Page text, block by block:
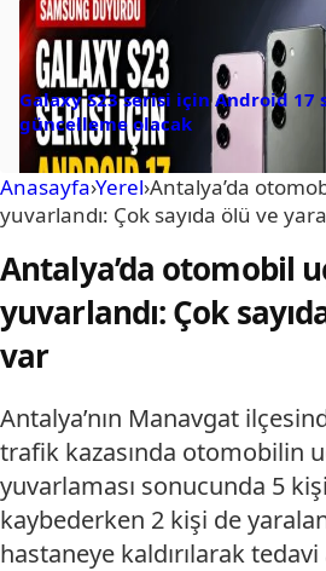
Galaxy S23 serisi için Android 17
güncelleme olacak
Anasayfa›Yerel›Antalya’da
yuvarlandı: Çok sayıda ölü ve
Antalya’da otomobil
yuvarlandı: Çok
var
Antalya’nın Manavgat
trafik kazasında otomobilin
yuvarlaması sonucunda 5 kişi
kaybederken 2 kişi de
hastaneye kaldırılarak tedavi